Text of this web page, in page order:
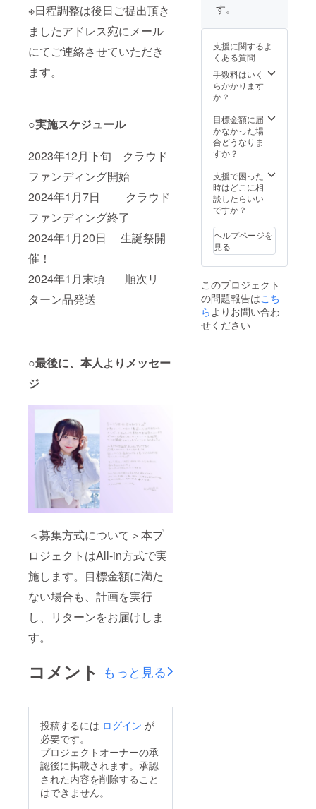
※日程調整は後日ご提出頂き
ましたアドレス宛にメール
にてご連絡させていただき
ます。
○実施スケジュール
2023年12月下旬 クラウド
ファンディング開始
2024年1月7日 クラウド
ファンディング終了
2024年1月20日 生誕祭開
催！
2024年1月末頃 順次リ
ターン品発送
○最後に、本人よりメッセー
ジ
＜募集方式について＞本プ
ロジェクトはAll-in方式で実
施します。目標金額に満た
ない場合も、計画を実行
し、リターンをお届けしま
す。
コメント もっと見る
投稿するには ログイン が
必要です。
プロジェクトオーナーの承
認後に掲載されます。承認
された内容を削除すること
はできません。
ました
ス宛に
メール
にてご
連絡さ
せてい
ます。
※備考欄
にニッ
クネー
載して
くださ
い。
す。
支援に関するよ
くある質問
手数料はいく
らかかります
か？
目標金額に届
かなかった場
合どうなりま
すか？
支援で困った
時はどこに相
談したらいい
ですか？
ヘルプページを
見る
このプロジェクト
の問題報告はこち
ら よりお問い合わ
せください